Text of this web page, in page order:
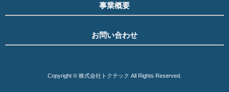
事業概要
お問い合わせ
Copyright © 株式会社トクテック All Rights Reserved.